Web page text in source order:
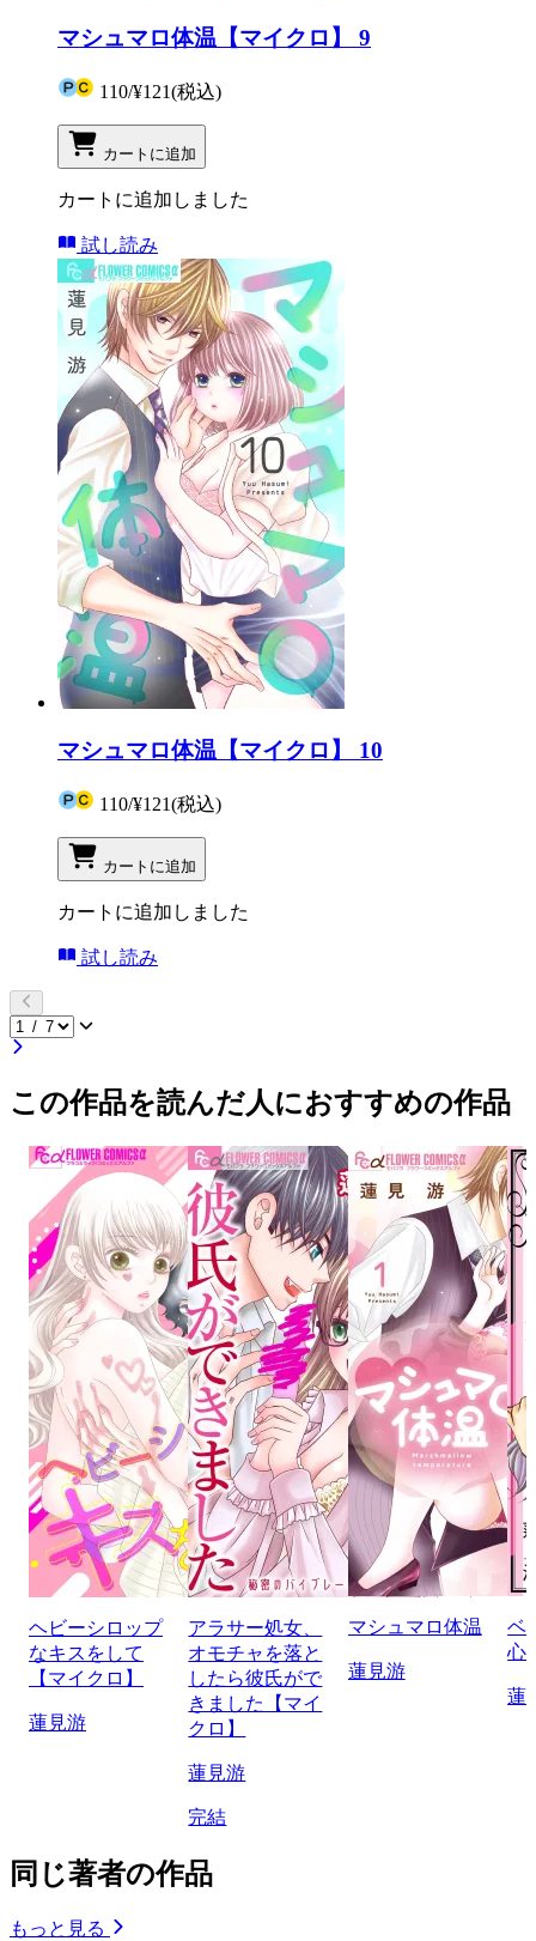
マシュマロ体温【マイクロ】 9
110/¥121(税込)
カートに追加
カートに追加しました
試し読み
マシュマロ体温【マイクロ】 10
110/¥121(税込)
カートに追加
カートに追加しました
試し読み
この作品を読んだ人におすすめの作品
ヘビーシロップ
なキスをして
【マイクロ】
蓮見游
アラサー処女、
オモチャを落と
したら彼氏がで
きました【マイ
クロ】
蓮見游
完結
マシュマロ体温
蓮見游
ベ
心
蓮
同じ著者の作品
もっと見る